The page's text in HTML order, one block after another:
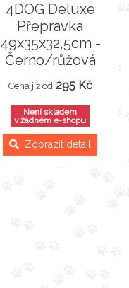
4DOG Deluxe
Přepravka
49x35x32,5cm -
Černo/růžová
Cena již od 295 Kč
Není skladem
v žádném e-shopu
Zobrazit detail